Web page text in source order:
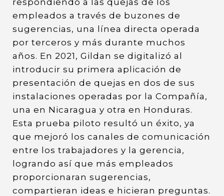
empleados a través de buzones de
sugerencias, una línea directa operada
por terceros y más durante muchos
años. En 2021, Gildan se digitalizó al
introducir su primera aplicación de
presentación de quejas en dos de sus
instalaciones operadas por la Compañía,
una en Nicaragua y otra en Honduras.
Esta prueba piloto resultó un éxito, ya
que mejoró los canales de comunicación
entre los trabajadores y la gerencia,
logrando así que más empleados
proporcionaran sugerencias,
compartieran ideas e hicieran preguntas.